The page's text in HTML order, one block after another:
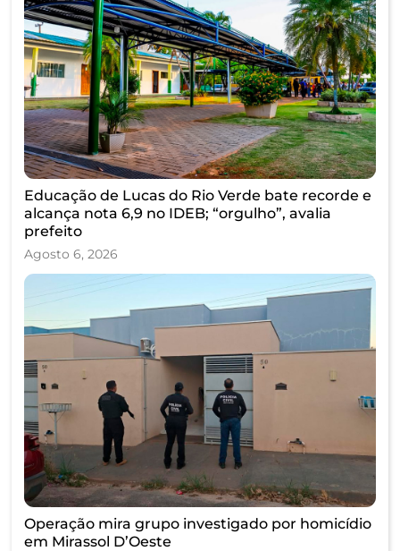
Educação de Lucas do Rio Verde bate recorde e
alcança nota 6,9 no IDEB; “orgulho”, avalia
prefeito
Agosto 6, 2026
Operação mira grupo investigado por homicídio
em Mirassol D’Oeste